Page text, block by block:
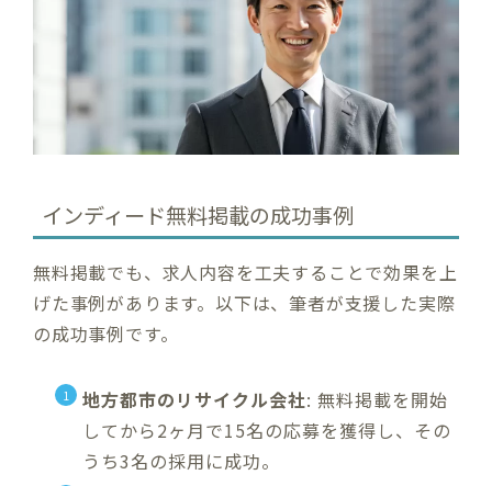
インディード無料掲載の成功事例
無料掲載でも、求人内容を工夫することで効果を上
げた事例があります。以下は、筆者が支援した実際
の成功事例です。
地方都市のリサイクル会社: 無料掲載を開始
してから2ヶ月で15名の応募を獲得し、その
うち3名の採用に成功。